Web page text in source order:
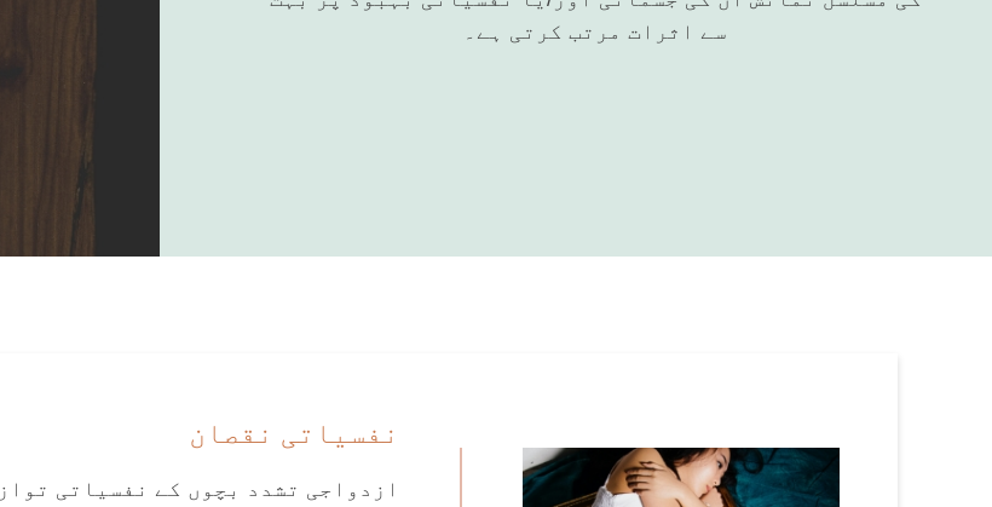
سے اثرات مرتب کرتی ہے۔
نفسیاتی نقصان
ازدواجی تشدد بچوں کے نفسیاتی